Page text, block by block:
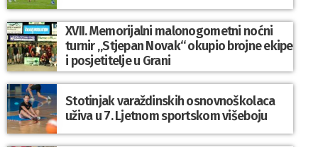
XVII. Memorijalni malonogometni noćni
turnir „Stjepan Novak“ okupio brojne ekipe
i posjetitelje u Grani
Stotinjak varaždinskih osnovnoškolaca
uživa u 7. Ljetnom sportskom višeboju